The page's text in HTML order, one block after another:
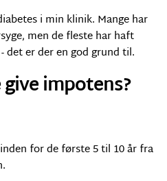
i min klinik. Mange har
men de fleste har haft
det er der en god grund til.
impotens?
for de første 5 til 10 år fra